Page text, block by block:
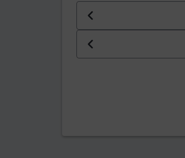
Datum der Hinfahrt
Uhrzeit der Hinfahrt